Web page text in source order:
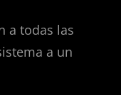
a todas las
a un